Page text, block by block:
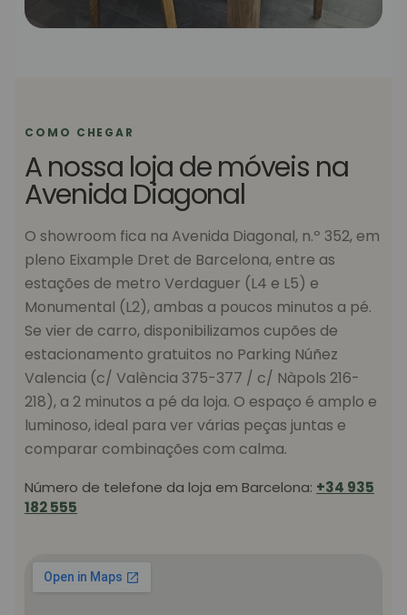
COMO CHEGAR
A nossa loja de móveis na
Avenida Diagonal
O showroom fica na Avenida Diagonal, n.º 352, em
pleno Eixample Dret de Barcelona, entre as
estações de metro Verdaguer (L4 e L5) e
Monumental (L2), ambas a poucos minutos a pé.
Se vier de carro, disponibilizamos cupões de
estacionamento gratuitos no Parking Núñez
Valencia (c/ València 375-377 / c/ Nàpols 216-
218), a 2 minutos a pé da loja. O espaço é amplo e
luminoso, ideal para ver várias peças juntas e
comparar combinações com calma.
Número de telefone da loja em Barcelona: +34 935
182 555